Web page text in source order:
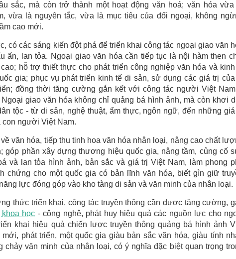
sắc, mà còn trở thành một hoạt động văn hoá; văn hóa vừa
vừa là nguyên tắc, vừa là mục tiêu của đối ngoại, không
cao mới.
có các sáng kiến đột phá để triển khai công tác ngoại giao văn
ấn, lan tỏa. Ngoại giao văn hóa cần tiếp tục là nội hàm then
hỗ trợ thiết thực cho phát triển công nghiệp văn hóa và
gia; phục vụ phát triển kinh tế di sản, sử dụng các giá trị
đồng thời tăng cường gắn kết với công tác người Việt
giao văn hóa không chỉ quảng bá hình ảnh, mà còn khơi
tộc - từ di sản, nghệ thuật, ẩm thực, ngôn ngữ, đến những giá
con người Việt Nam.
văn hóa, tiếp thu tinh hoa văn hóa nhân loại, nâng cao chất
phần xây dựng thương hiệu quốc gia, nâng tầm, củng cố
và lan tỏa hình ảnh, bản sắc và giá trị Việt Nam, làm phong
chứng cho một quốc gia có bản lĩnh văn hóa, biết gìn giữ
lực đóng góp vào kho tàng di sản và văn minh của nhân loại.
thức triển khai, công tác truyền thông cần được tăng cường,
khoa học - công nghệ, phát huy hiệu quả các nguồn lực cho
khai hiệu quả chiến lược truyền thông quảng bá hình ảnh
phát triển, một quốc gia giàu bản sắc văn hóa, giàu tính
văn minh của nhân loại, có ý nghĩa đặc biệt quan trọng